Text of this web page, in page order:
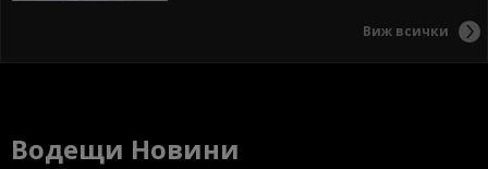
Виж всички
Водещи Новини